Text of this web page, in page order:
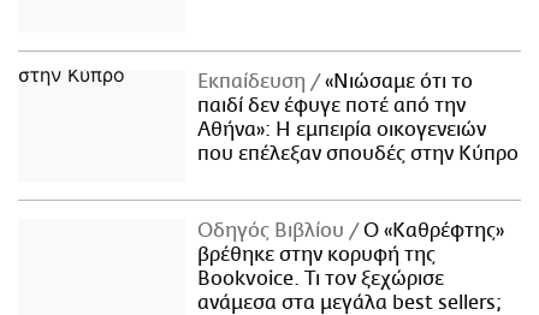
Εκπαίδευση
«Νιώσαμε ότι το
παιδί δεν έφυγε ποτέ από την
Αθήνα»: Η εμπειρία οικογενειών
που επέλεξαν σπουδές στην Κύπρο
Οδηγός Βιβλίου
Ο «Καθρέφτης»
βρέθηκε στην κορυφή της
Bookvoice. Τι τον ξεχώρισε
ανάμεσα στα μεγάλα best sellers;